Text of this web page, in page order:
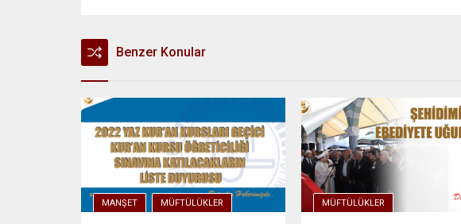
Benzer Konular
MANŞET MÜFTÜLÜKLER MÜFTÜLÜKLER